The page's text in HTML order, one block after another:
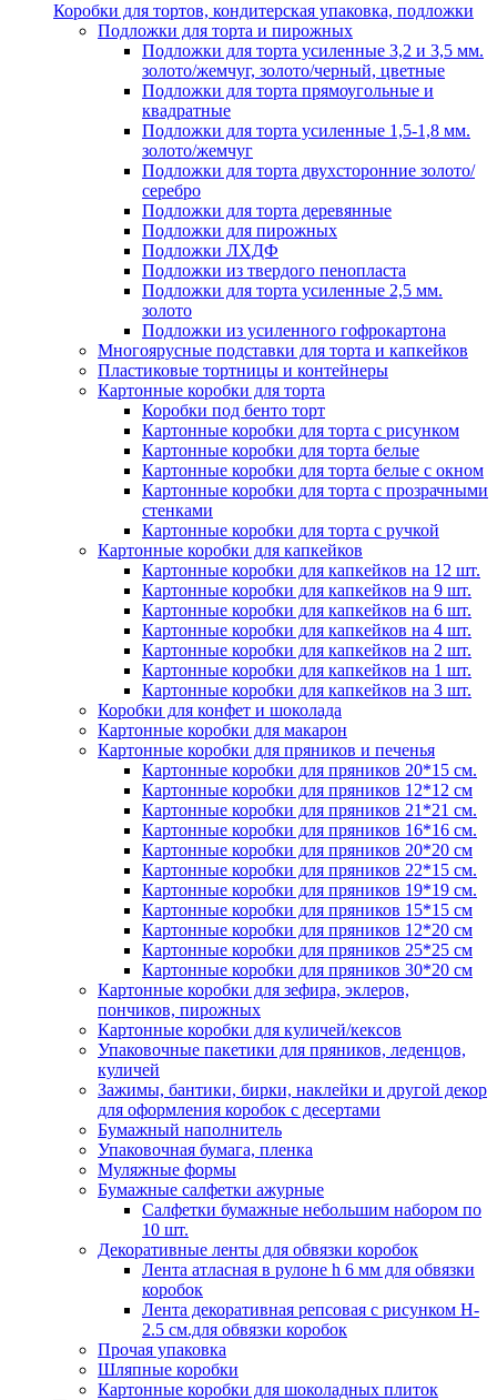
Коробки для тортов, кондитерская упаковка, подложки
Подложки для торта и пирожных
Подложки для торта усиленные 3,2 и 3,5 мм.
золото/жемчуг, золото/черный, цветные
Подложки для торта прямоугольные и
квадратные
Подложки для торта усиленные 1,5-1,8 мм.
золото/жемчуг
Подложки для торта двухсторонние золото/
серебро
Подложки для торта деревянные
Подложки для пирожных
Подложки ЛХДФ
Подложки из твердого пенопласта
Подложки для торта усиленные 2,5 мм.
золото
Подложки из усиленного гофрокартона
Многоярусные подставки для торта и капкейков
Пластиковые тортницы и контейнеры
Картонные коробки для торта
Коробки под бенто торт
Картонные коробки для торта с рисунком
Картонные коробки для торта белые
Картонные коробки для торта белые с окном
Картонные коробки для торта с прозрачными
стенками
Картонные коробки для торта с ручкой
Картонные коробки для капкейков
Картонные коробки для капкейков на 12 шт.
Картонные коробки для капкейков на 9 шт.
Картонные коробки для капкейков на 6 шт.
Картонные коробки для капкейков на 4 шт.
Картонные коробки для капкейков на 2 шт.
Картонные коробки для капкейков на 1 шт.
Картонные коробки для капкейков на 3 шт.
Коробки для конфет и шоколада
Картонные коробки для макарон
Картонные коробки для пряников и печенья
Картонные коробки для пряников 20*15 см.
Картонные коробки для пряников 12*12 см
Картонные коробки для пряников 21*21 см.
Картонные коробки для пряников 16*16 см.
Картонные коробки для пряников 20*20 см
Картонные коробки для пряников 22*15 см.
Картонные коробки для пряников 19*19 см.
Картонные коробки для пряников 15*15 см
Картонные коробки для пряников 12*20 см
Картонные коробки для пряников 25*25 см
Картонные коробки для пряников 30*20 см
Картонные коробки для зефира, эклеров,
пончиков, пирожных
Картонные коробки для куличей/кексов
Упаковочные пакетики для пряников, леденцов,
куличей
Зажимы, бантики, бирки, наклейки и другой декор
для оформления коробок с десертами
Бумажный наполнитель
Упаковочная бумага, пленка
Муляжные формы
Бумажные салфетки ажурные
Салфетки бумажные небольшим набором по
10 шт.
Декоративные ленты для обвязки коробок
Лента атласная в рулоне h 6 мм для обвязки
коробок
Лента декоративная репсовая с рисунком H-
2.5 см.для обвязки коробок
Прочая упаковка
Шляпные коробки
Картонные коробки для шоколадных плиток